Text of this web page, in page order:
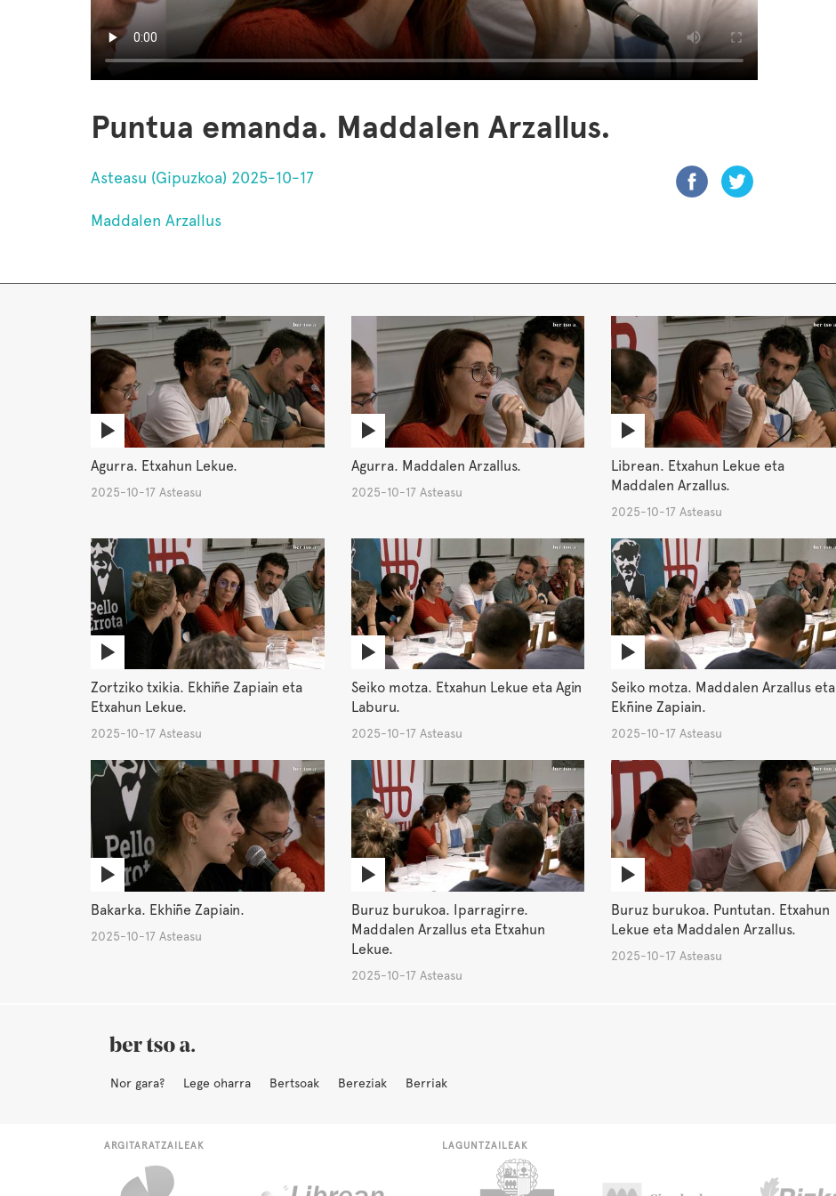
Puntua emanda. Maddalen Arzallus.
Asteasu (Gipuzkoa) 2025-10-17
Maddalen Arzallus
Agurra. Etxahun Lekue.
2025-10-17 Asteasu
Agurra. Maddalen Arzallus.
2025-10-17 Asteasu
Librean. Etxahun Lekue eta
Maddalen Arzallus.
2025-10-17 Asteasu
Zortziko txikia. Ekhiñe Zapiain eta
Etxahun Lekue.
2025-10-17 Asteasu
Seiko motza. Etxahun Lekue eta Agin
Laburu.
2025-10-17 Asteasu
Seiko motza. Maddalen Arzallus eta
Ekñine Zapiain.
2025-10-17 Asteasu
Bakarka. Ekhiñe Zapiain.
2025-10-17 Asteasu
Buruz burukoa. Iparragirre.
Maddalen Arzallus eta Etxahun
Lekue.
2025-10-17 Asteasu
Buruz burukoa. Puntutan. Etxahun
Lekue eta Maddalen Arzallus.
2025-10-17 Asteasu
Nor gara? Lege oharra Bertsoak Bereziak Berriak
ARGITARATZAILEAK LAGUNTZAILEAK